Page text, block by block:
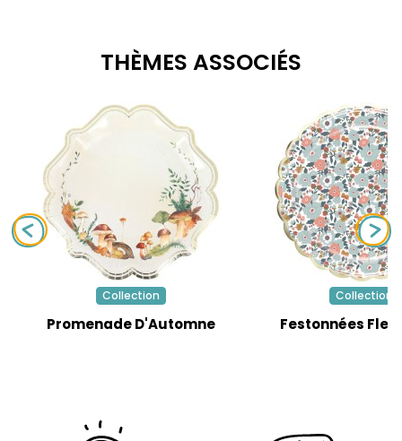
THÈMES ASSOCIÉS
Collection
Promenade D'Automne
Collection
Festonnées